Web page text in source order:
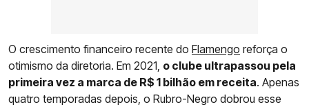
O crescimento financeiro recente do Flamengo reforça o
otimismo da diretoria. Em 2021, o clube ultrapassou pela
primeira vez a marca de R$ 1 bilhão em receita. Apenas
quatro temporadas depois, o Rubro-Negro dobrou esse